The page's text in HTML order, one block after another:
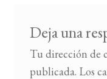
Deja una
Tu dirección de
publicada. Los